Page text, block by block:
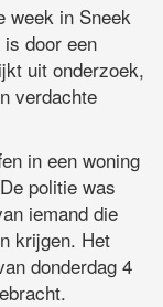
week in Sneek
door een
uit onderzoek,
verdachte
in een woning
politie was
iemand die
krijgen. Het
donderdag 4